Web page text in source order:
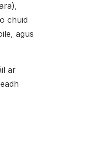
chuid
agus
ar